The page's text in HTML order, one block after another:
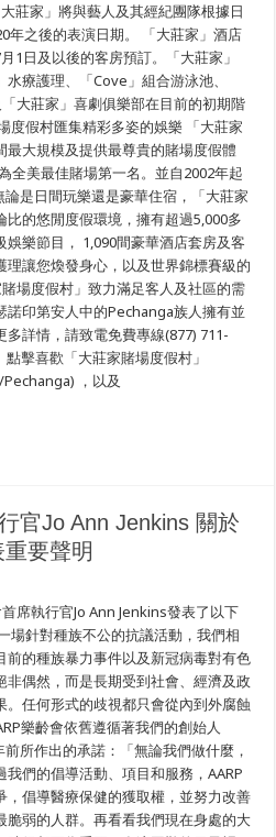
莊家」將與藝人及其經紀團隊根據日
年之後的表演日期。 「大莊家」酒店
1日及以後的客房預訂。「大莊家」
療護理、「Cove」組合游泳池、
「大莊家」喜劇俱樂部在目前的初期階
度假村匯集精彩多姿的娛樂 「大莊家
大規模及提供最尊貴的賭場度假體
全美最佳賭場第一名。並自2002年起
是日間玩樂還是豪華住宿，「大莊家
的悠閒度假環境，擁有超過5,000多
樂節目， 1,090間豪華酒店套房及客
讓您煥發身心，以及世界錦標賽級的
場度假村」致力滿足客人及社區的需
諾印第安人中的Pechanga族人擁有並
詳情，請致電免費專線(877) 711-
擊喜歡「大莊家賭場度假村」
，以及
官Jo Ann Jenkins 關於
要聲明
席執行官Jo Ann Jenkins發表了以下
場針對種族不公的抗議活動，我們相
的種族暴力事件以及新冠病毒對有色
非偶然，而是長期受到社會、經濟及政
任何形式的歧視都只會從內到外腐蝕
樂齡會依舊遵循著我們的創始人
所作出的承諾：「無論我們做什麼，
們的倡導活動、項目和服務，AARP
倡導醫療保健的獲取權，並努力改善
脆弱的人群。再看看我們現在身處的大